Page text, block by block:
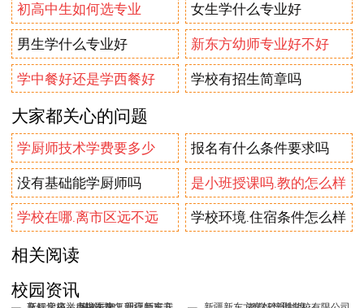
初高中生如何选专业 女生学什么专业好
男生学什么专业好 新东方幼师专业好不好
学中餐好还是学西餐好 学校有招生简章吗
大家都关心的问题
学厨师技术学费要多少 报名有什么条件要求吗
没有基础能学厨师吗 是小班授课吗.教的怎么样
学校在哪.离市区远不远 学校环境.住宿条件怎么样
相关阅读
校园资讯